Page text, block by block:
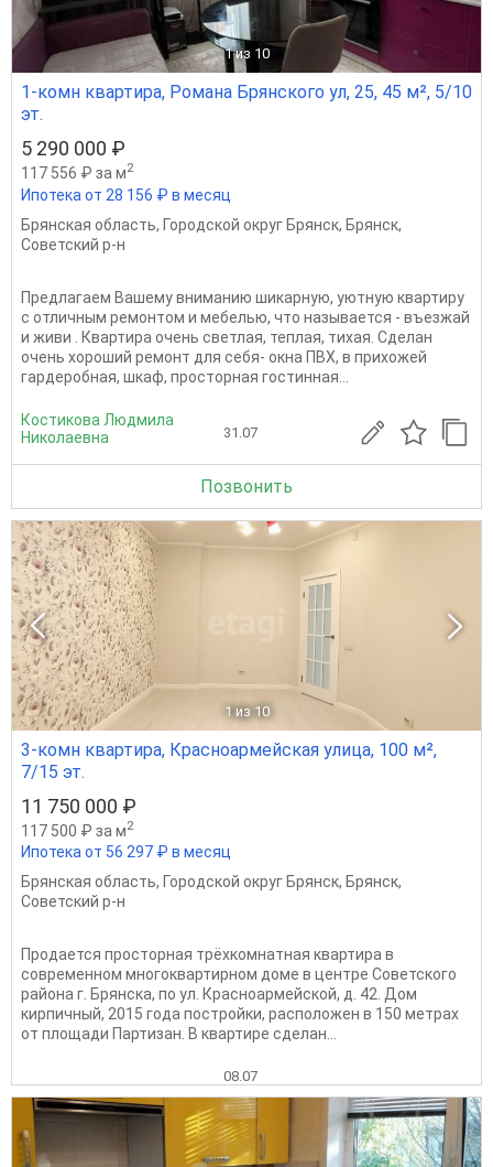
1 из 10
1-комн квартира, Романа Брянского ул, 25, 45 м², 5/10
эт.
5 290 000 ₽
117 556 ₽ за м2
Ипотека от 28 156 ₽ в месяц
Брянская область, Городской округ Брянск, Брянск,
Советский р-н
Предлагаем Вашему вниманию шикарную, уютную квартиру
с отличным ремонтом и мебелью, что называется - въезжай
и живи . Квартира очень светлая, теплая, тихая. Сделан
очень хороший ремонт для себя- окна ПВХ, в прихожей
гардеробная, шкаф, просторная гостинная...
Костикова Людмила
Николаевна
31.07
Позвонить
1 из 10
3-комн квартира, Красноармейская улица, 100 м²,
7/15 эт.
11 750 000 ₽
117 500 ₽ за м2
Ипотека от 56 297 ₽ в месяц
Брянская область, Городской округ Брянск, Брянск,
Советский р-н
Продается просторная трёхкомнатная квартира в
современном многоквартирном доме в центре Советского
района г. Брянска, по ул. Красноармейской, д. 42. Дом
кирпичный, 2015 года постройки, расположен в 150 метрах
от площади Партизан. В квартире сделан...
08.07